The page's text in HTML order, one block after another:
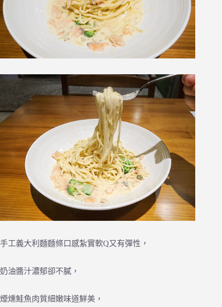
手工義大利麵麵條口感紮實軟Q又有彈性，
奶油醬汁濃郁卻不膩，
煙燻鮭魚肉質細嫩味道鮮美，